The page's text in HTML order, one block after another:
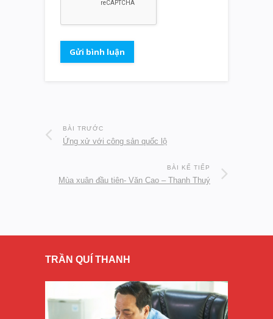
BÀI TRƯỚC
Ứng xử với công sản quốc lộ
BÀI KẾ TIẾP
Mùa xuân đầu tiên- Văn Cao – Thanh Thuý
TRẦN QUÍ THANH